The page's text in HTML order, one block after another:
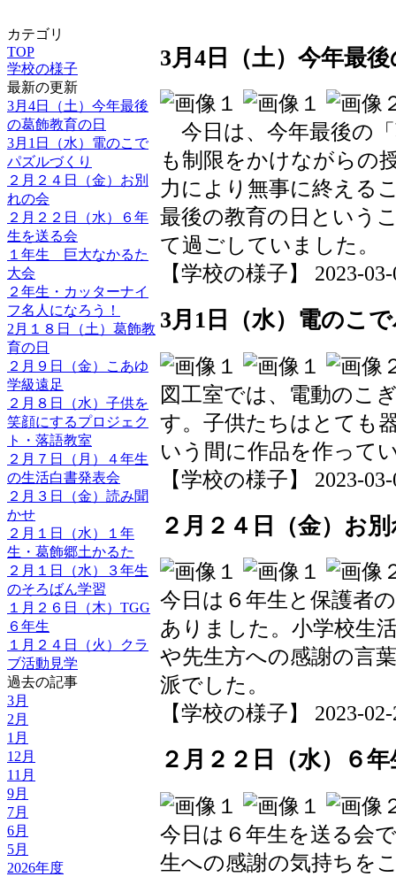
カテゴリ
TOP
学校の様子
最新の更新
3月4日（土）今年最後
の葛飾教育の日
3月1日（水）電のこで
パズルづくり
２月２４日（金）お別
れの会
２月２２日（水）６年
生を送る会
１年生 巨大なかるた
大会
２年生・カッターナイ
フ名人になろう！
2月１８日（土）葛飾教
育の日
２月９日（金）こあゆ
学級遠足
２月８日（水）子供を
笑顔にするプロジェク
ト・落語教室
２月７日（月）４年生
の生活白書発表会
２月３日（金）読み聞
かせ
２月１日（水）１年
生・葛飾郷土かるた
２月１日（水）３年生
のそろばん学習
１月２６日（木）TGG
６年生
１月２４日（火）クラ
ブ活動見学
過去の記事
3月
2月
1月
12月
11月
9月
7月
6月
5月
2026年度
3月4日（土）今年最
今日は、今年最後の
も制限をかけながらの
力により無事に終える
最後の教育の日という
て過ごしていました。
【学校の様子】 2023-
3月1日（水）電のこ
図工室では、電動のこ
す。子供たちはとても
いう間に作品を作って
【学校の様子】 2023-
２月２４日（金）お
今日は６年生と保護者
ありました。小学校生
や先生方への感謝の言
派でした。
【学校の様子】 2023-
２月２２日（水）６
今日は６年生を送る会
生への感謝の気持ちを